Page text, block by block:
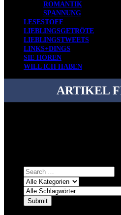
ROMANTIK
SPANNUNG
LESESTOFF
LIEBLINGSGETRÖTE
LIEBLINGSTWEETS
LINKS+DINGS
SIE HÖREN
WILL ICH HABEN
ARTIKEL